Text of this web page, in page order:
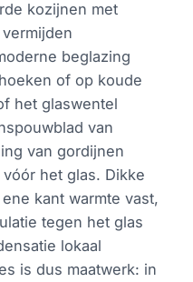
kozijnen met
beglazing
of op koude
het glaswentel
van
van gordijnen
het glas. Dikke
kant warmte vast,
tegen het glas
lokaal
is dus maatwerk: in